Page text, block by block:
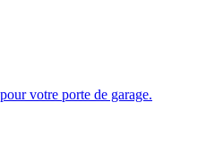
votre porte de garage.